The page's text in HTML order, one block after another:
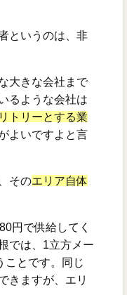
というのは、非
大きな会社まで
るような会社は
トリーとする業
よいですよと言
そのエリア自体
円で供給してく
では、1立方メー
ことです。同じ
きますが、エリ